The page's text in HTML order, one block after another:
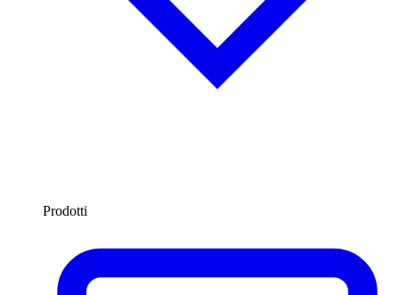
Prodotti